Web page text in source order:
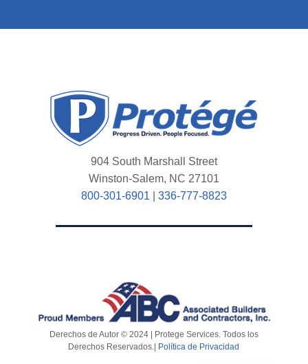
904 South Marshall Street
Winston-Salem, NC 27101
800-301-6901
336-777-8823
Derechos de Autor © 2024 | Protege Services. Todos los
Derechos Reservados.| Política de Privacidad